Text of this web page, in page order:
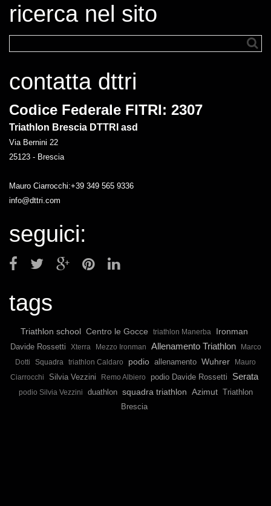
ricerca nel sito
contatta dttri
Codice Federale FITRI: 2307
Triathlon Brescia DTTRI asd
Via Bernini 22
25123 - Brescia
Mauro Ciarrocchi:+39 349 565 9336
info@dttri.com
seguici:
tags
Triathlon school Centro le Gocce triathlon Manerba Ironman
Davide Rossetti Xterra Mezzo Ironman Allenamento Triathlon
Marco
Dotti
Squadra triathlon Caldaro podio allenamento Wuhrer
Mauro
Ciarrocchi
Silvia Vezzini Remo Albiero podio Davide Rossetti Serata
podio Silvia Vezzini duathlon squadra triathlon Azimut Triathlon
Brescia